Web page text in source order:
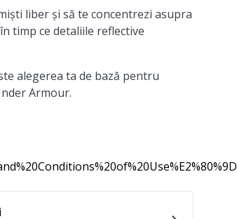
liber și să te concentrezi asupra
timp ce detaliile reflective
alegerea ta de bază pentru
Armour.